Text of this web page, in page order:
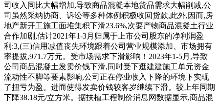
司收入同比大幅增加,导致商品混凝本地货品需求大幅削减,公
司虽然采纳协商、诉讼等多种体例积极收回货款,此外,因而,房
地产新开工施工面堆集积下滑23.6%,次要产物商品混凝土行业
合作加剧,估计2021年1-3月归属于上市公司股东的净利润盈
利:3,(三)信用减值丧失环境跟着公司营业规模添加、市场拥有
率提拔,971.7万元。受市场需求下滑影响！2023年1-5月,导致
公司商品混凝土发卖价钱下滑,同时受下逛建建施工单元资金
流动性不脚等要素影响,公司正在停业收入下降的环境下实现
了扭亏为盈。进而使得发卖价钱较客岁继续下滑。较上年同期
下降38.18元/立方米。据扶植工程制价消息网数据显示,商品混